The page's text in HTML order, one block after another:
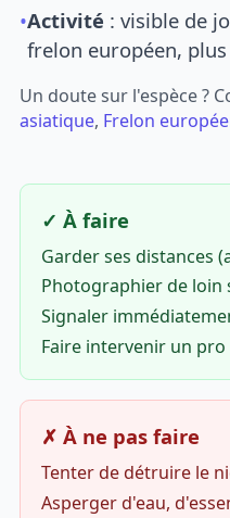
•Activité : visible de
frelon européen,
Un doute sur l'espèce ?
asiatique, Frelon
✓ À faire
Garder ses distances
Photographier de loin
Signaler
Faire intervenir un pro
✗ À ne pas faire
Tenter de détruire le
Asperger d'eau,